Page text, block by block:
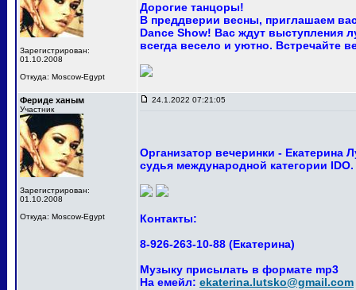
Зарегистрирован:
01.10.2008
Откуда: Moscow-Egypt
Дорогие танцоры!
В преддверии весны, приглашаем
Dance Show! Вас ждут выступления
всегда весело и уютно. Встречайте
Фериде ханым
Участник
Зарегистрирован:
01.10.2008
Откуда: Moscow-Egypt
24.1.2022 07:21:05
Организатор вечеринки -
судья международной категории
Контакты:
8-926-263-10-88 (Екатерина)
Музыку присылать в формате mp3
На емейл: ekaterina.lutsko@gmail.com